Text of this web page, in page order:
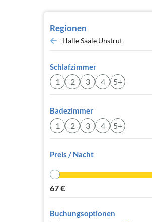
Regionen
Halle Saale Unstrut
Schlafzimmer
1 2 3 4 5+
Badezimmer
1 2 3 4 5+
Preis / Nacht
67€
Buchungsoptionen